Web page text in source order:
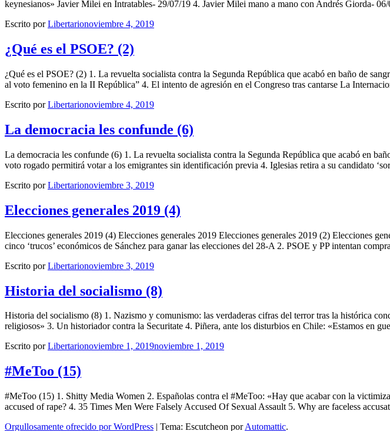
keynesianos» Javier Milei en Intratables- 29/07/19 4. Javier Milei mano a mano con Andrés Giorda-
Escrito porLibertarionoviembre 4, 2019
¿Qué es el PSOE? (2)
¿Qué es el PSOE? (2) 1. La revuelta socialista contra la Segunda República que acabó en baño de
al voto femenino en la II República” 4. El intento de agresión en el Congreso tras cantarse La
Escrito porLibertarionoviembre 4, 2019
La democracia les confunde (6)
La democracia les confunde (6) 1. La revuelta socialista contra la Segunda República que acabó en
voto rogado permitirá votar a los emigrantes sin identificación previa 4. Iglesias retira a su candidato
Escrito porLibertarionoviembre 3, 2019
Elecciones generales 2019 (4)
Elecciones generales 2019 (4) Elecciones generales 2019 Elecciones generales 2019 (2) Elecciones
cinco ‘trucos’ económicos de Sánchez para ganar las elecciones del 28-A 2. PSOE y PP intentan
Escrito porLibertarionoviembre 3, 2019
Historia del socialismo (8)
Historia del socialismo (8) 1. Nazismo y comunismo: las verdaderas cifras del terror tras la histórica
religiosos» 3. Un historiador contra la Securitate 4. Piñera, ante los disturbios en Chile: «Estamos en
Escrito porLibertarionoviembre 1, 2019noviembre 1, 2019
#MeToo (15)
#MeToo (15) 1. Shitty Media Women 2. Españolas contra el #MeToo: «Hay que acabar con la
accused of rape? 4. 35 Times Men Were Falsely Accused Of Sexual Assault 5. Why are faceless
Orgullosamente ofrecido por WordPress | Tema: Escutcheon porAutomattic.